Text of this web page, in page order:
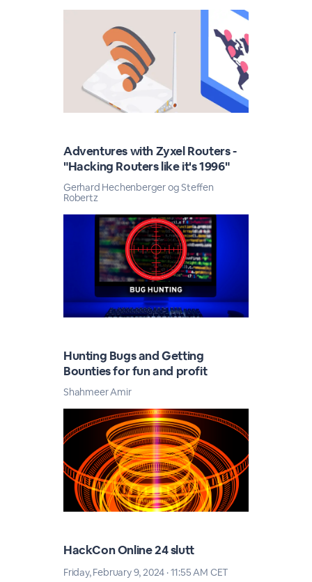
Adventures with Zyxel Routers​ -
"Hacking Routers like it's 1996"
Gerhard Hechenberger og Steffen
Robertz
Hunting Bugs and Getting
Bounties for fun and profit
Shahmeer Amir
HackCon Online 24 slutt
Friday, February 9, 2024 · 11:55 AM CET